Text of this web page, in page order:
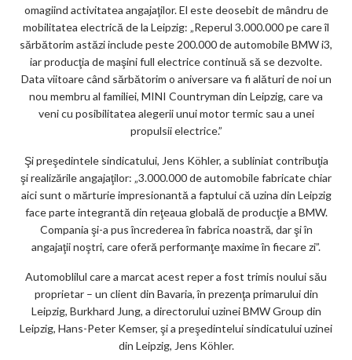
omagiind activitatea angajaţilor. El este deosebit de mândru de
mobilitatea electrică de la Leipzig: „Reperul 3.000.000 pe care îl
sărbătorim astăzi include peste 200.000 de automobile BMW i3,
iar producţia de maşini full electrice continuă să se dezvolte.
Data viitoare când sărbătorim o aniversare va fi alături de noi un
nou membru al familiei, MINI Countryman din Leipzig, care va
veni cu posibilitatea alegerii unui motor termic sau a unei
propulsii electrice.”
Şi preşedintele sindicatului, Jens Köhler, a subliniat contribuţia
şi realizările angajaţilor: „3.000.000 de automobile fabricate chiar
aici sunt o mărturie impresionantă a faptului că uzina din Leipzig
face parte integrantă din reţeaua globală de producţie a BMW.
Compania şi-a pus încrederea în fabrica noastră, dar şi în
angajaţii noştri, care oferă performanţe maxime în fiecare zi”.
Automoblilul care a marcat acest reper a fost trimis noului său
proprietar – un client din Bavaria, în prezenţa primarului din
Leipzig, Burkhard Jung, a directorului uzinei BMW Group din
Leipzig, Hans-Peter Kemser, şi a preşedintelui sindicatului uzinei
din Leipzig, Jens Köhler.